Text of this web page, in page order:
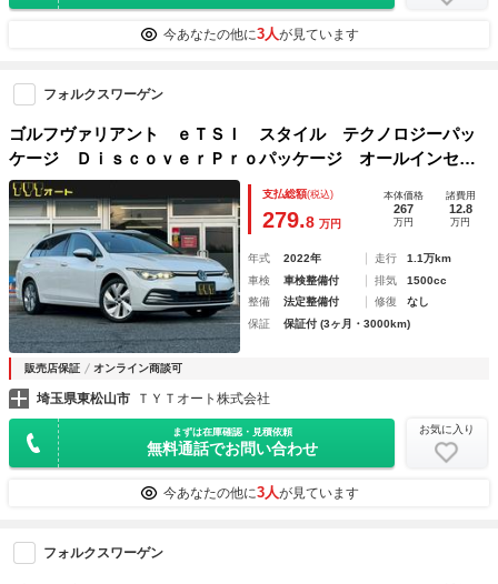
今あなたの他に3人が見ています
フォルクスワーゲン
ゴルフヴァリアント ｅＴＳＩ スタイル テクノロジーパッ
ケージ ＤｉｓｃｏｖｅｒＰｒｏパッケージ オールインセー
フティ ヘッドアップディスプレイ デジタルコックピットプ
ロ ＬＥＤ シートヒーター ナビ 地デジ Ｂカメラ １７
ＡＷ 禁煙
支払総額(税込)
279.8 万円
本体価格
267
万円
諸費用
12.8
万円
年式 2022年 走行
1.1万km
車検
車検整備付 排気
1500cc
整備
法定整備付 修復
なし
保証
保証付 (3ヶ月・3000km)
販売店保証 オンライン商談可
埼玉県東松山市 ＴＹＴオート株式会社
まずは在庫確認・見積依頼
無料通話でお問い合わせ
お気に入り
今あなたの他に3人が見ています
フォルクスワーゲン